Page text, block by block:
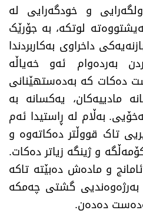
و خودگەرایی لە
لوتکە، بە جۆرێک
داخراوی بەکاربردندا
بەردەوام ئەو خەیاڵە
دەکات کە بەدەستهێنانی
مادییەکان، یەکسانە بە
بەڵام لە ڕاستیدا ئەم
تاک قووڵتر دەکاتەوە و
و ژینگە زیاتر دەکات.
و مادەش دەبێتە تاکە
گشتی چەمکە
دەدەن.